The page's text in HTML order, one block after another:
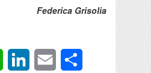
Federica Grisolia
WhatsAppLinkedInEmail